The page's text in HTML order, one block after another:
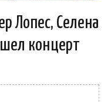
Лопес, Селена
концерт